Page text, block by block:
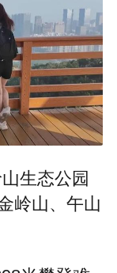
生态公园
岭山、午山